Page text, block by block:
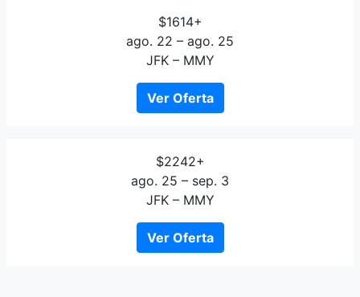
$1614+
ago. 22 – ago. 25
JFK – MMY
Ver Oferta
$2242+
ago. 25 – sep. 3
JFK – MMY
Ver Oferta